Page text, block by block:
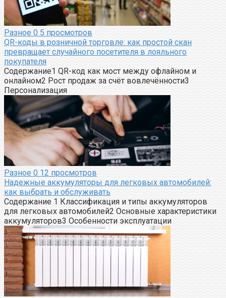
Разное 0 5 просмотров
QR-коды в розничной торговле: как простой скан
превращает случайного посетителя в лояльного
покупателя
Содержание1 QR-код как мост между офлайном и
онлайном2 Рост продаж за счёт вовлечённости3
Персонализация
Разное 0 12 просмотров
Надежные аккумуляторы для легковых автомобилей:
как выбрать и обслуживать
Содержание 1 Классификация и типы аккумуляторов
для легковых автомобилей2 Основные характеристики
аккумуляторов3 Особенности эксплуатации